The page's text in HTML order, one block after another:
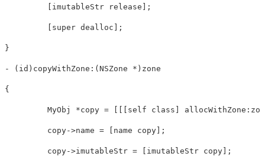
         [imutableStr release];
         [
super dealloc];
}
- ( id )copyWithZone:(NSZone *)zone
{
         MyObj *copy = [[[
self class]
         copy->name = [name copy];